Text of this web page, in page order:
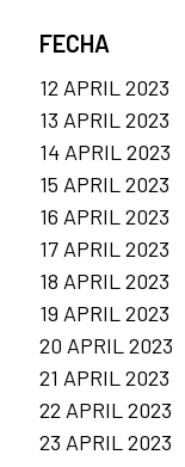
FECHA
12 APRIL 2023
13 APRIL 2023
14 APRIL 2023
15 APRIL 2023
16 APRIL 2023
17 APRIL 2023
18 APRIL 2023
19 APRIL 2023
20 APRIL 2023
21 APRIL 2023
22 APRIL 2023
23 APRIL 2023